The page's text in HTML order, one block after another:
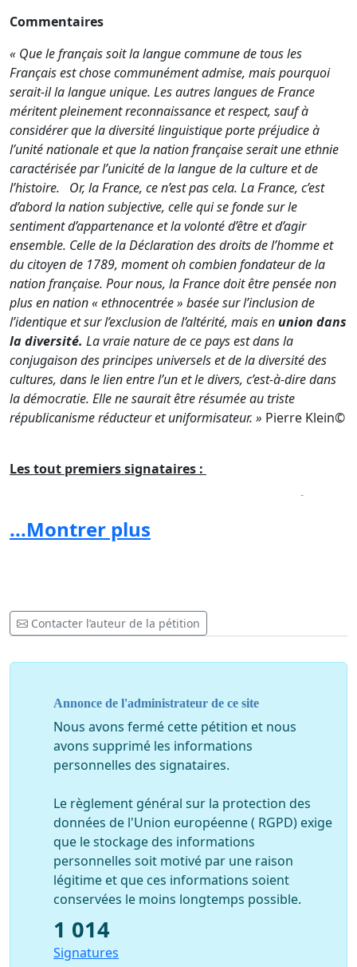
Commentaires
« Que le français soit la langue commune de tous les
Français est chose communément admise, mais pourquoi
serait-il la langue unique. Les autres langues de France
méritent pleinement reconnaissance et respect, sauf à
considérer que la diversité linguistique porte préjudice à
l’unité nationale et que la nation française serait une ethnie
caractérisée par l’unicité de la langue de la culture et de
l’histoire.
Or, la France, ce n’est pas cela. La France, c’est
d’abord la nation subjective, celle qui se fonde sur le
sentiment d’appartenance et la volonté d’être et d’agir
ensemble. Celle de la Déclaration des droits de l’homme et
du citoyen de 1789, moment oh combien fondateur de la
nation française. Pour nous, la France doit être pensée non
plus en nation « ethnocentrée » basée sur l’inclusion de
l’identique et sur l’exclusion de l’altérité, mais enunion dans
la diversité. La vraie nature de ce pays est dans la
conjugaison des principes universels et de la diversité des
cultures, dans le lien entre l’un et le divers, c’est-à-dire dans
la démocratie. Elle ne saurait être résumée au triste
républicanisme réducteur et uniformisateur. » Pierre Klein©
Les tout premiers signataires :
Atzenhoffer Alphonse, maire de Dieffenbach-lès-
Woerth
Atzenhoffer Jean-Philippe, docteur en
économie Baumann René, professeur honoraire de la
Traubach-le-BasBlessig Emile, député honoraire
Boeckler Mathieu, adjoint au maire de Lautenbach-
Martine, conseillère régionaleCattin Jacques, député
Danesi René, sénateur Daniel BASTIAN Daniel, maire
de Dossebheim sur Zinsel Dany KARCHER, maire de
Kolbsheim Denise Buhl, conseillère régionale,
honoraire de Roderen, militant associatif pour une
démocratie participativeFlorence Bernard, maire de
HohrodFoessel Cyril, monde associatifFreudenberger
Jean-Marie, maire de WittersdorfFreudenreich
Bernard, Fritsch Frédéric, dirigeant d’entreprise
Froehlicher Claude, président d’Eltern AlsaceFurst
Laurent, député
maire de Tagsdorf
Goulet Vincent, coordinateur de l'association Grenz'up,
...Montrer plus
Contacter l’auteur de la pétition
Annonce de l'administrateur de ce site
Nous avons fermé cette pétition et nous
avons supprimé les informations
personnelles des signataires.
Le règlement général sur la protection des
données de l'Union européenne ( RGPD) exige
que le stockage des informations
personnelles soit motivé par une raison
légitime et que ces informations soient
conservées le moins longtemps possible.
1 014
Signatures